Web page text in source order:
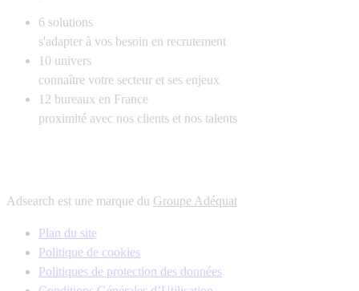
6 solutions
s'adapter à vos besoin en recrutement
10 univers
connaître votre secteur et ses enjeux
12 bureaux en France
proximité avec nos clients et nos talents
Adsearch est une marque du Groupe Adéquat
Plan du site
Politique de cookies
Politiques de protection des données